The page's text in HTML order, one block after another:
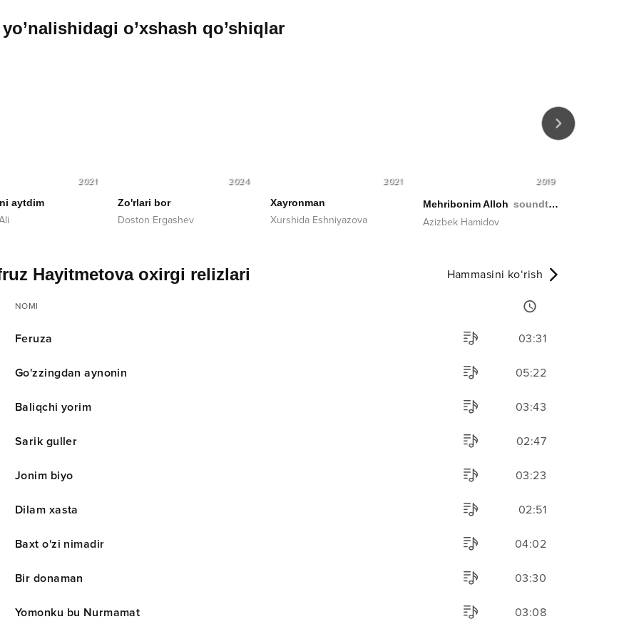
yo’nalishidagi o’xshash qo’shiqlar
2021
aytdim
2024
Zo'rlari bor
Doston Ergashev
2021
Xayronman
Xurshida Eshniyazova
2019
Mehribonim Alloh soundtrack
Azizbek Hamidov
Hayitmetova oxirgi relizlari Hammasini ko‘rish
NOMI
Feruza 03:31
Go'zzingdan aynonin 05:22
Baliqchi yorim 03:43
Sarik guller 02:47
Jonim biyo 03:23
Dilam xasta 02:51
Baxt o'zi nimadir 04:02
Bir donaman 03:30
Yomonku bu Nurmamat 03:08